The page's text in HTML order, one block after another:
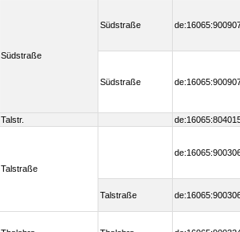
Südstraße
Südstraße
Südstraße
Talstr.
Talstraße
Talstraße